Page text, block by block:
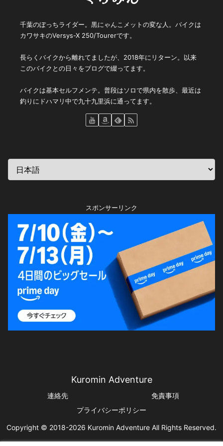
千葉のぼっちライダー。黒にゃんこメットの変な人。バイクは
カワサキのVersys-X 250/Tourerです。
長らくバイクから離れてましたが、2018年にリターン。以来
このバイクとの日々をブログで綴ってます。
バイクは基本セルフメンテ。普段はソロで県内を散歩、最近は
釣りにドハマリ中で九十九里浜に通ってます。
スポンサーリンク
Kuromin Adventure
連絡先
免責事項
プライバシーポリシー
Copyright © 2018-2026 Kuromin Adventure All Rights Reserved.